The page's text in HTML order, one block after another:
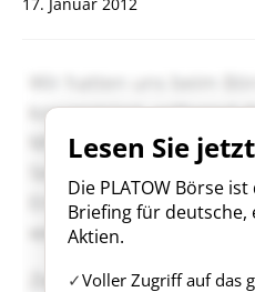
Lesen Sie
Die PLATOW Börse
Briefing für deutsche,
Aktien.
Voller Zugriff auf das